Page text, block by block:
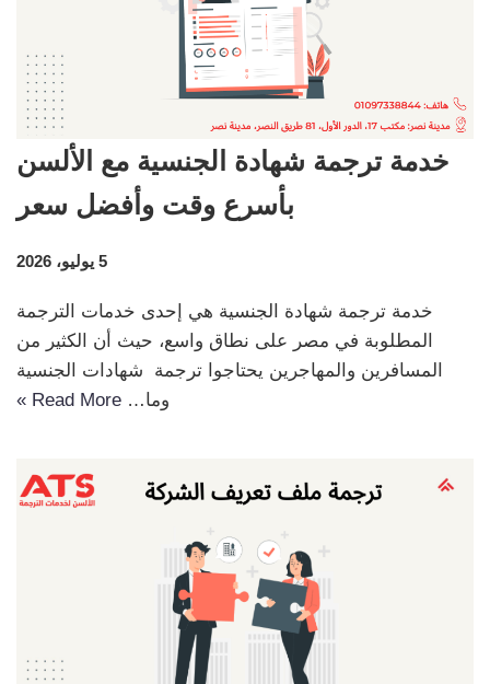
خدمة ترجمة شهادة الجنسية مع الألسن
بأسرع وقت وأفضل سعر
5 يوليو، 2026
خدمة ترجمة شهادة الجنسية هي إحدى خدمات الترجمة
المطلوبة في مصر على نطاق واسع، حيث أن الكثير من
المسافرين والمهاجرين يحتاجوا ترجمة شهادات الجنسية
وما… Read More »